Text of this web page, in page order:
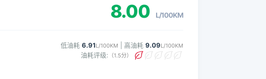
8.00 L/100KM
低油耗 6.91L/100KM | 高油耗 9.09L/100KM
油耗评级: （1.5分）